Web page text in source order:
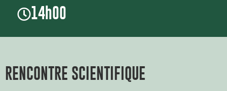
14h00
RENCONTRE SCIENTIFIQUE